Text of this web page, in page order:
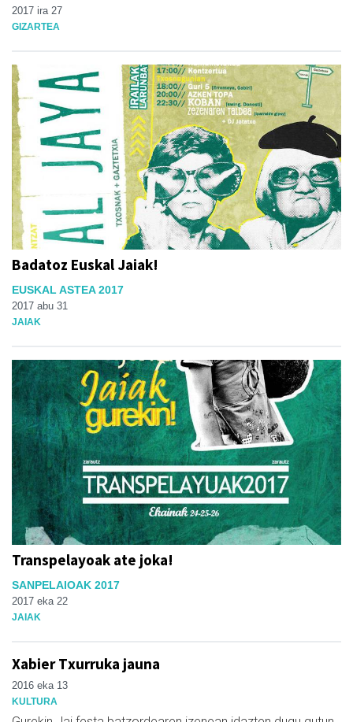
2017 ira 27
GIZARTEA
Badatoz Euskal Jaiak!
EUSKAL ASTEA 2017
2017 abu 31
JAIAK
Transpelayoak ate joka!
SANPELAIOAK 2017
2017 eka 22
JAIAK
Xabier Txurruka jauna
2016 eka 13
KULTURA